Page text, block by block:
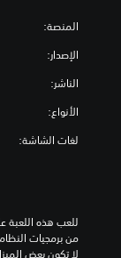
المنصة:
الإصدار:
الناشر:
الأنواع:
لغات الشاشة: